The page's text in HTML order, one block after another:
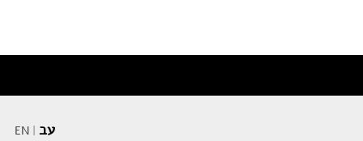
עב|
EN